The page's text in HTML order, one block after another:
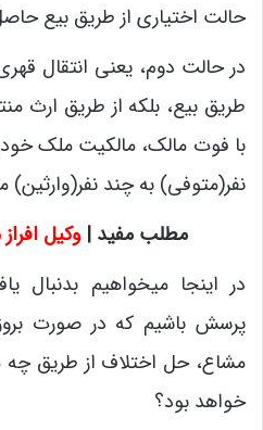
حالت اختیاری از طریق بیع
در حالت دوم، یعنی انتقال
طریق بیع، بلکه از طریق ارث
با فوت مالک، مالکیت ملک
نفر(متوفی) به چند نفر(وارثین)
مطلب مفید |وکیل
در اینجا میخواهیم بدنبال
پرسش باشیم که در صورت
مشاع، حل اختلاف از طریق چه
خواهد بود؟